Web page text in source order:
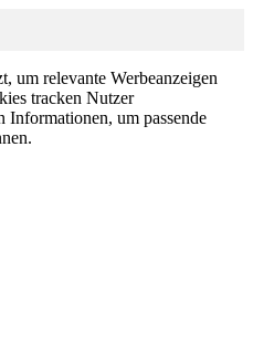
um relevante Werbeanzeigen
tracken Nutzer
Informationen, um passende